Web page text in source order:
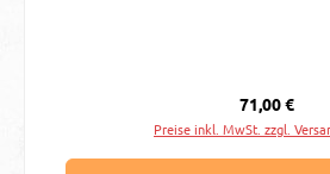
Regulärer
71,00 €
Preise inkl. MwSt. zzgl.